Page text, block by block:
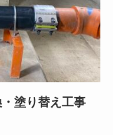
塗り替え工事